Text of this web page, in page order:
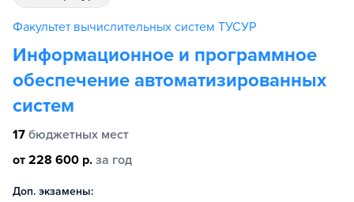
Факультет вычислительных систем ТУСУР
Информационное и программное
обеспечение автоматизированных
систем
17 бюджетных мест
от 228 600 р. за год
Доп. экзамены: